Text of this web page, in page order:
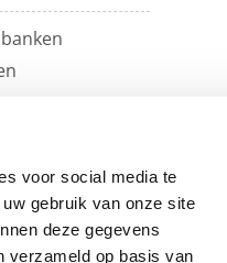
voor social media te
gebruik van onze site
deze gegevens
verzameld op basis van